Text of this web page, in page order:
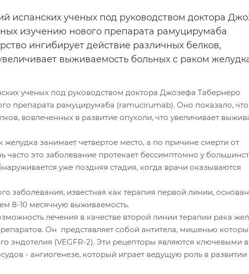
испанских ученых под руководством доктора
изучению нового препарата рамуцирумаба
ингибирует действие различных белков,
выживаемость больных с раком
ученых под руководством доктора Джозефа Табернеро
препарата рамуцирумаба (ramucirumab). Оно показало, что
вовлеченных в развитие опухоли, что увеличивает
занимает четвертое место, а по причине смерти от
это заболевание протекает бессимптомно у
уже поздняя стадия, когда врачи оказываются
заболевания, известная как терапия первой линии,
8-10 месячную выживаемость.
лечения в качестве второй линии терапии рака
Он представляет собой антитела, мишенью
эндотелия (VEGFR-2). Эти рецепторы являются ключевыми в
- ангиогенезе, который играет ведущую роль в развитии